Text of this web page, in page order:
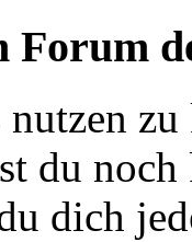
Forum
du
dich